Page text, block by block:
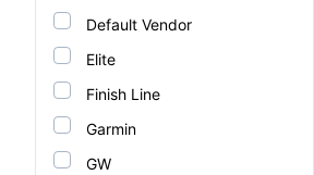
Default Vendor
Elite
Finish Line
Garmin
GW